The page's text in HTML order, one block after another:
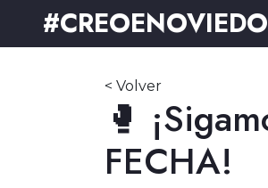
#CREOENOVIEDO
< Volver
🥊
FECHA!